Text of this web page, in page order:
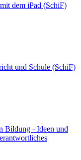
dem iPad (SchiF)
und Schule (SchiF)
Bildung - Ideen und